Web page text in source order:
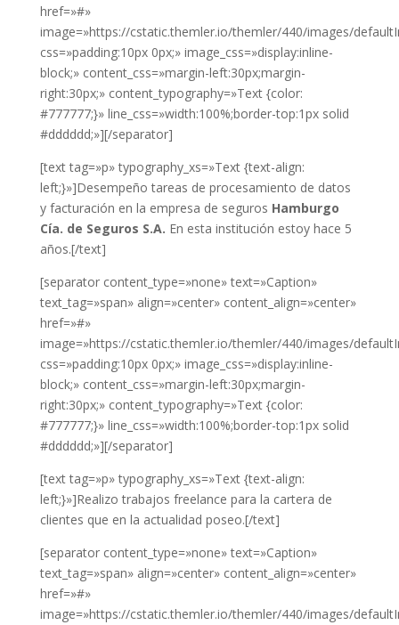
href=»#»
image=»https://cstatic.themler.io/themler/440/images/
css=»padding:10px 0px;» image_css=»display:inline-
block;» content_css=»margin-left:30px;margin-
right:30px;» content_typography=»Text {color:
#777777;}» line_css=»width:100%;border-top:1px solid
#dddddd;»][/separator]
[text tag=»p» typography_xs=»Text {text-align:
left;}»]Desempeño tareas de procesamiento de datos
y facturación en la empresa de seguros Hamburgo
Cía. de Seguros S.A. En esta institución estoy hace 5
años.[/text]
[separator content_type=»none» text=»Caption»
text_tag=»span» align=»center» content_align=»center»
href=»#»
image=»https://cstatic.themler.io/themler/440/images/
css=»padding:10px 0px;» image_css=»display:inline-
block;» content_css=»margin-left:30px;margin-
right:30px;» content_typography=»Text {color:
#777777;}» line_css=»width:100%;border-top:1px solid
#dddddd;»][/separator]
[text tag=»p» typography_xs=»Text {text-align:
left;}»]Realizo trabajos freelance para la cartera de
clientes que en la actualidad poseo.[/text]
[separator content_type=»none» text=»Caption»
text_tag=»span» align=»center» content_align=»center»
href=»#»
image=»https://cstatic.themler.io/themler/440/images/